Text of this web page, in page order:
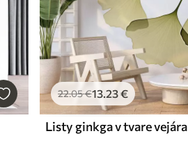
22.05€13.23€
Listy ginkga v tvare vejára